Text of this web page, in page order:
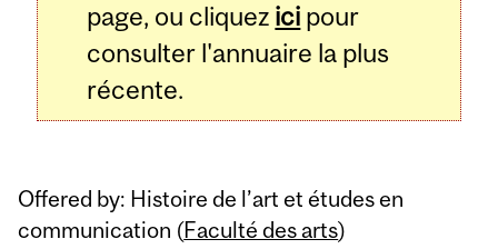
page, ou cliquez ici pour
consulter l'annuaire la plus
récente.
Offered by: Histoire de l’art et études en
communication (Faculté des arts)